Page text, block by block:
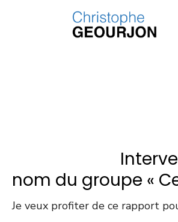
nom du groupe «
Je veux profiter de ce rapport